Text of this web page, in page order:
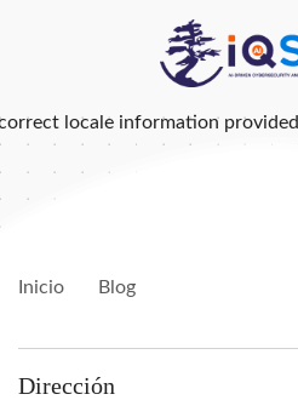
locale information provided
Inicio Blog
Dirección